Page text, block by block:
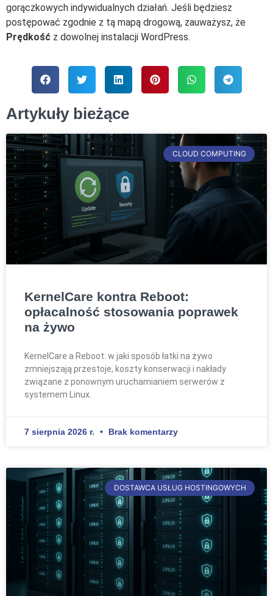
gorączkowych indywidualnych działań. Jeśli będziesz
postępować zgodnie z tą mapą drogową, zauważysz, że
Prędkość z dowolnej instalacji WordPress.
Artykuły bieżące
CLOUD COMPUTING
KernelCare kontra Reboot:
opłacalność stosowania poprawek
na żywo
KernelCare a Reboot: w jaki sposób łatki na żywo
zmniejszają przestoje, koszty konserwacji i nakłady
związane z ponownym uruchamianiem serwerów z
systemem Linux.
7 sierpnia 2026 r. Brak komentarzy
DOSTAWCA USŁUG HOSTINGOWYCH